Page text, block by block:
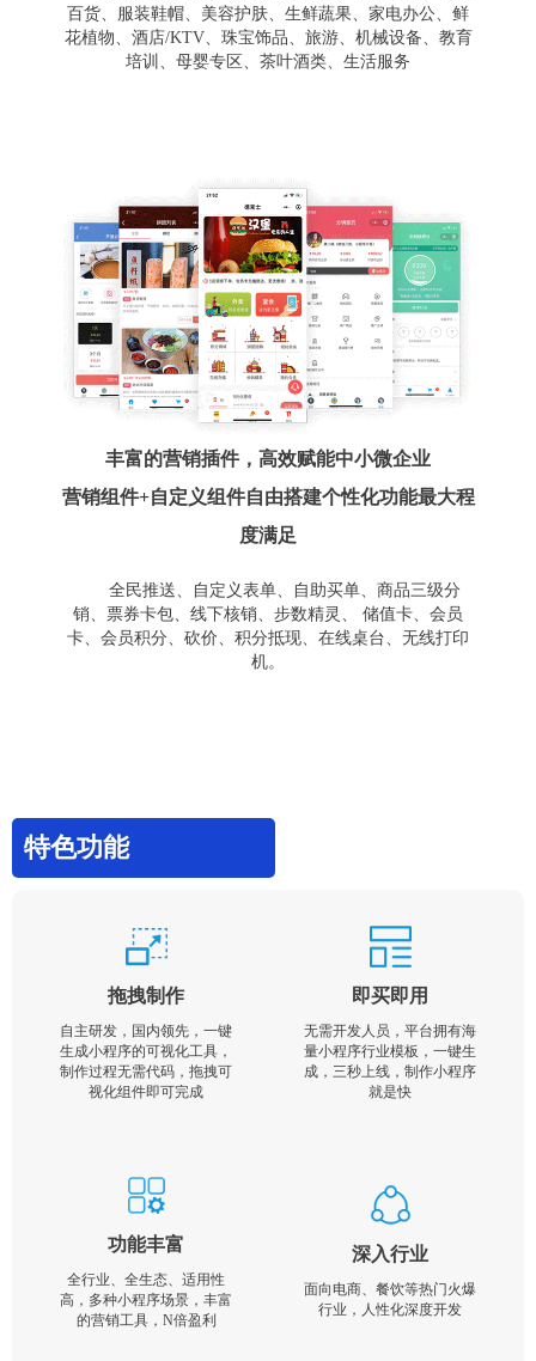
百货、服装鞋帽、美容护肤、生鲜蔬果、家电办公、鲜
花植物、酒店/KTV、珠宝饰品、旅游、机械设备、教育
培训、母婴专区、茶叶酒类、生活服务
丰富的营销插件，高效赋能中小微企业
营销组件+自定义组件自由搭建个性化功能最大程
度满足
全民推送、自定义表单、自助买单、商品三级分
销、票券卡包、线下核销、步数精灵、 储值卡、会员
卡、会员积分、砍价、积分抵现、在线桌台、无线打印
机。
特色功能
拖拽制作
自主研发，国内领先，一键
生成小程序的可视化工具，
制作过程无需代码，拖拽可
视化组件即可完成
即买即用
无需开发人员，平台拥有海
量小程序行业模板，一键生
成，三秒上线，制作小程序
就是快
功能丰富
全行业、全生态、适用性
高，多种小程序场景，丰富
的营销工具，N倍盈利
深入行业
面向电商、餐饮等热门火爆
行业，人性化深度开发